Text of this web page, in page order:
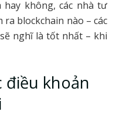
không, các nhà tư
blockchain nào – các
nghĩ là tốt nhất – khi
điều khoản